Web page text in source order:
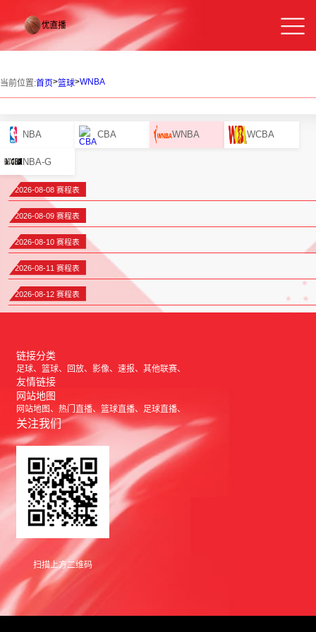
当前位置:首页>篮球>WNBA
NBA CBA WNBA WCBA
NBA-G
2026-08-08 赛程表
2026-08-09 赛程表
2026-08-10 赛程表
2026-08-11 赛程表
2026-08-12 赛程表
链接分类
足球 篮球 回放 影像 速报 其他联赛
友情链接
网站地图
网站地图 热门直播 篮球直播 足球直播
关注我们
扫描上方二维码